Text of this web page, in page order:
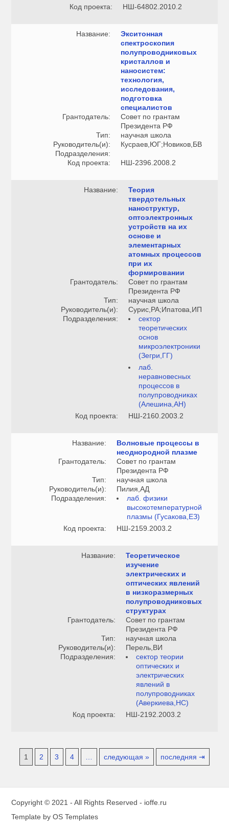
Код проекта:
НШ-64802.2010.2
Название:
Экситонная
спектроскопия
полупроводниковых
кристаллов и
наносистем:
технология,
исследования,
подготовка
специалистов
Грантодатель:
Совет по грантам
Президента РФ
Тип:
научная школа
Руководитель(и):
Кусраев,ЮГ;Новиков,БВ
Подразделения:
Код проекта:
НШ-2396.2008.2
Название:
Теория
твердотельных
наноструктур,
оптоэлектронных
устройств на их
основе и
элементарных
атомных процессов
при их
формировании
Грантодатель:
Совет по грантам
Президента РФ
Тип:
научная школа
Руководитель(и):
Сурис,РА;Ипатова,ИП
Подразделения:
сектор
теоретических
основ
микроэлектроники
(Зегри,ГГ)
лаб.
неравновесных
процессов в
полупроводниках
(Алешина,АН)
Код проекта:
НШ-2160.2003.2
Название:
Волновые процессы в
неоднородной плазме
Грантодатель:
Совет по грантам
Президента РФ
Тип:
научная школа
Руководитель(и):
Пилия,АД
Подразделения:
лаб. физики
высокотемпературной
плазмы (Гусакова,ЕЗ)
Код проекта:
НШ-2159.2003.2
Название:
Теоретическое
изучение
электрических и
оптических явлений
в низкоразмерных
полупроводниковых
структурах
Грантодатель:
Совет по грантам
Президента РФ
Тип:
научная школа
Руководитель(и):
Перель,ВИ
Подразделения:
сектор теории
оптических и
электрических
явлений в
полупроводниках
(Аверкиева,НС)
Код проекта:
НШ-2192.2003.2
1 2 3 4 следующая » последняя ⇥
Copyright © 2021 - All Rights Reserved - ioffe.ru
Template byOS Templates